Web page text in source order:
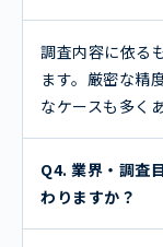
調査内容に依る
ます。厳密な精
なケースも多く
Q4. 業界・調査
わりますか？